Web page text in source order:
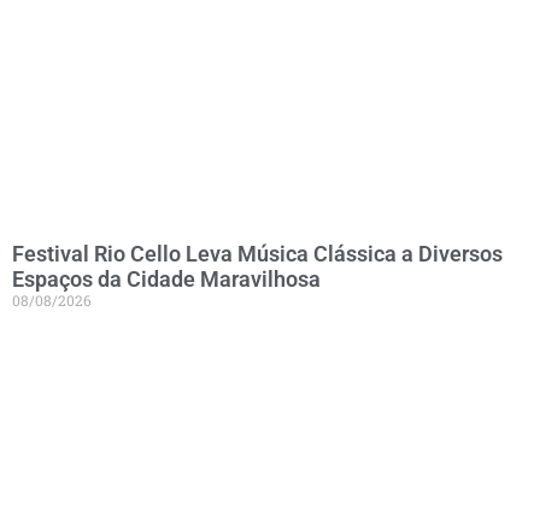
Festival Rio Cello Leva Música Clássica a Diversos
Espaços da Cidade Maravilhosa
08/08/2026